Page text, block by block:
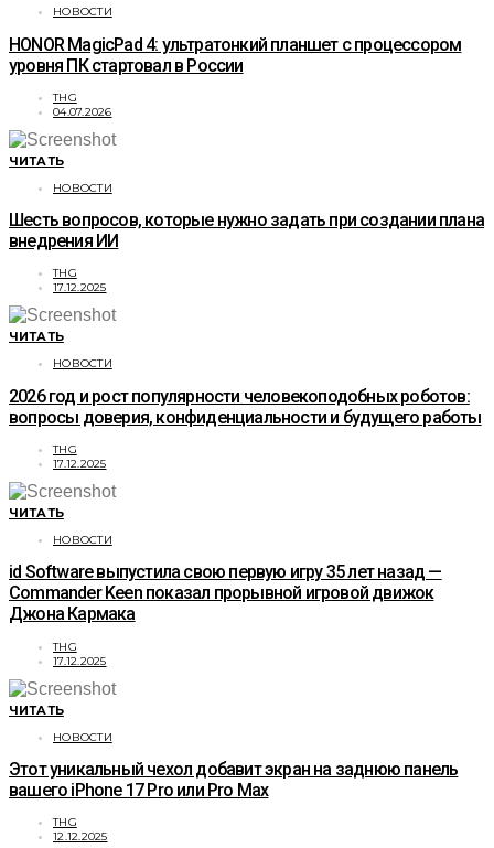
НОВОСТИ
HONOR MagicPad 4: ультратонкий планшет с процессором
уровня ПК стартовал в России
THG
04.07.2026
ЧИТАТЬ
НОВОСТИ
Шесть вопросов, которые нужно задать при создании плана
внедрения ИИ
THG
17.12.2025
ЧИТАТЬ
НОВОСТИ
2026 год и рост популярности человекоподобных роботов:
вопросы доверия, конфиденциальности и будущего работы
THG
17.12.2025
ЧИТАТЬ
НОВОСТИ
id Software выпустила свою первую игру 35 лет назад —
Commander Keen показал прорывной игровой движок
Джона Кармака
THG
17.12.2025
ЧИТАТЬ
НОВОСТИ
Этот уникальный чехол добавит экран на заднюю панель
вашего iPhone 17 Pro или Pro Max
THG
12.12.2025